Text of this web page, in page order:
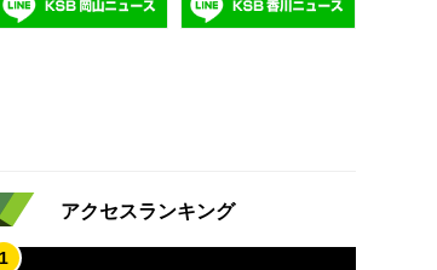
アクセスランキング
1